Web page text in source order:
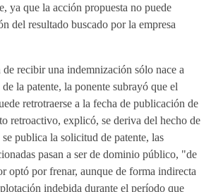
ya que la acción propuesta no puede
del resultado buscado por la empresa
recibir una indemnización sólo nace a
la patente, la ponente subrayó que el
retrotraerse a la fecha de publicación de
retroactivo, explicó, se deriva del hecho de
publica la solicitud de patente, las
pasan a ser de dominio público, "de
optó por frenar, aunque de forma indirecta
indebida durante el período que